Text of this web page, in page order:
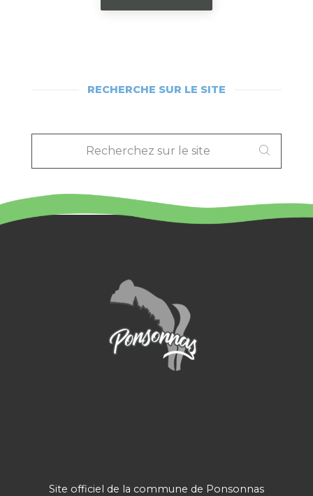
RECHERCHE SUR LE SITE
LE
SITE
Site officiel de la commune de Ponsonnas